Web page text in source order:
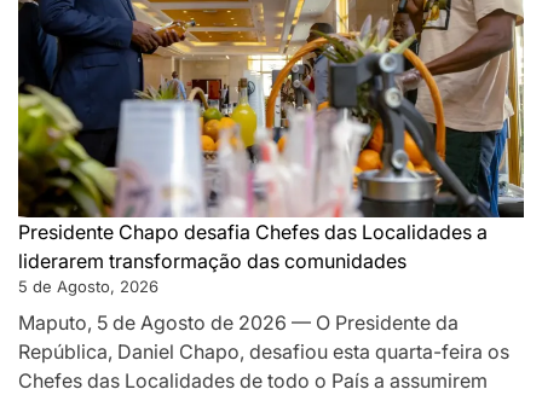
pilar
da
de
e
desafia-
os
o
local
Presidente Chapo desafia Chefes das Localidades a
liderarem transformação das comunidades
5 de Agosto, 2026
Maputo, 5 de Agosto de 2026 — O Presidente da
República, Daniel Chapo, desafiou esta quarta-feira os
Chefes das Localidades de todo o País a assumirem